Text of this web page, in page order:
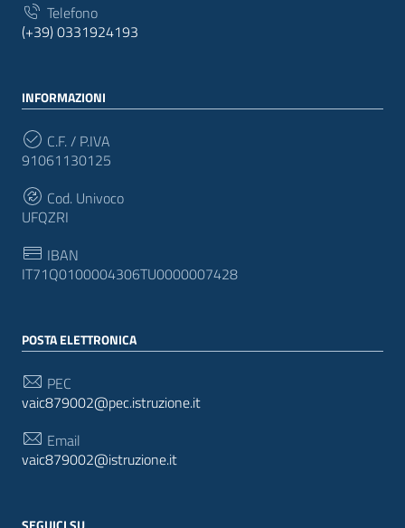
Telefono
(+39) 0331924193
INFORMAZIONI
C.F. / P.IVA
91061130125
Cod. Univoco
UFQZRI
IBAN
IT71Q0100004306TU0000007428
POSTA ELETTRONICA
PEC
vaic879002@pec.istruzione.it
Email
vaic879002@istruzione.it